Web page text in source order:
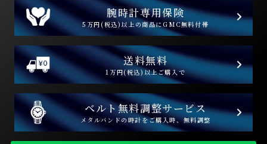
腕時計専用保険
5万円(税込)以上の商品にGMC無料付帯
送料無料
1万円(税込)以上ご購入で
ベルト無料調整サービス
メタルバンドの時計をご購入時、無料調整